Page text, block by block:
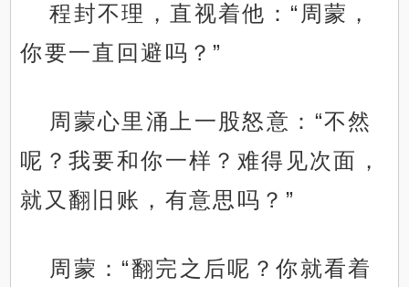
程封不理，直视着他：“周蒙，
你要一直回避吗？”
周蒙心里涌上一股怒意：“不然
呢？我要和你一样？难得见次面，
就又翻旧账，有意思吗？”
周蒙：“翻完之后呢？你就看着